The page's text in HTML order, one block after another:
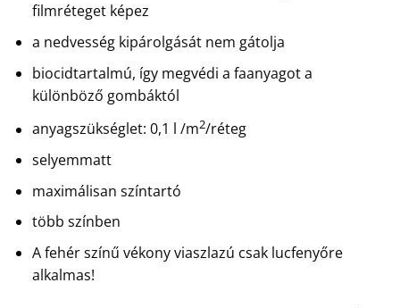
filmréteget képez
a nedvesség kipárolgását nem gátolja
biocidtartalmú, így megvédi a faanyagot a
különböző gombáktól
anyagszükséglet: 0,1 l /m2/réteg
selyemmatt
maximálisan színtartó
több színben
A fehér színű vékony viaszlazú csak lucfenyőre
alkalmas!